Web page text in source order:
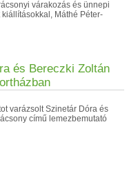
várakozás és ünnepi
Máthé Péter-
és Bereczki Zoltán
varázsolt Szinetár Dóra és
című lemezbemutató